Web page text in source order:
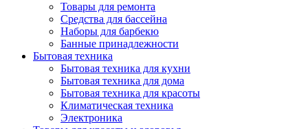
Товары для ремонта
Средства для бассейна
Наборы для барбекю
Банные принадлежности
Бытовая техника
Бытовая техника для кухни
Бытовая техника для дома
Бытовая техника для красоты
Климатическая техника
Электроника